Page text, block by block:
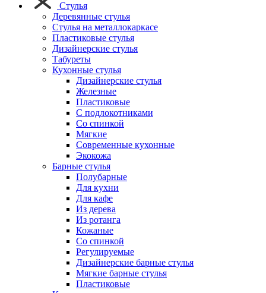
Стулья
Деревянные стулья
Стулья на металлокаркасе
Пластиковые стулья
Дизайнерские стулья
Табуреты
Кухонные стулья
Дизайнерские стулья
Железные
Пластиковые
С подлокотниками
Со спинкой
Мягкие
Современные кухонные
Экокожа
Барные стулья
Полубарные
Для кухни
Для кафе
Из дерева
Из ротанга
Кожаные
Со спинкой
Регулируемые
Дизайнерские барные стулья
Мягкие барные стулья
Пластиковые